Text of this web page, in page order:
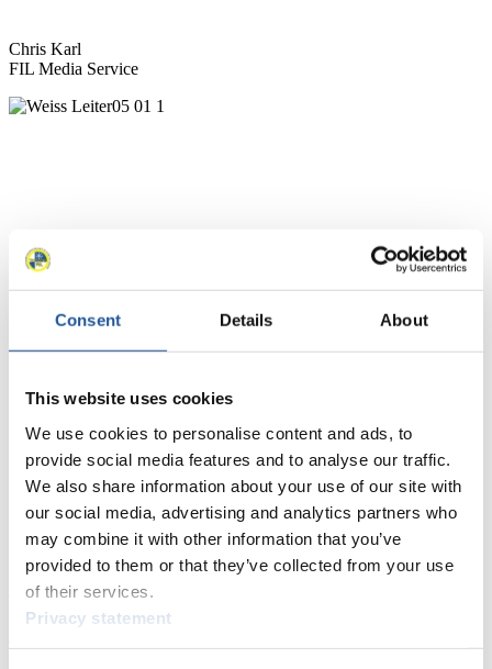
Consent Details About
This website uses cookies
We use cookies to personalise content and ads, to
provide social media features and to analyse our traffic.
We also share information about your use of our site with
our social media, advertising and analytics partners who
may combine it with other information that you’ve
provided to them or that they’ve collected from your use
of their services.
Privacy statement
Chris Karl
FIL Media Service
News